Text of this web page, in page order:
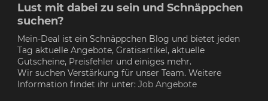
Lust mit dabei zu sein und Schnäppchen
suchen?
Mein-Deal ist ein Schnäppchen Blog und bietet jeden
Tag aktuelle Angebote, Gratisartikel, aktuelle
Gutscheine, Preisfehler und einiges mehr.
Wir suchen Verstärkung für unser Team. Weitere
Information findet ihr unter: Job Angebote